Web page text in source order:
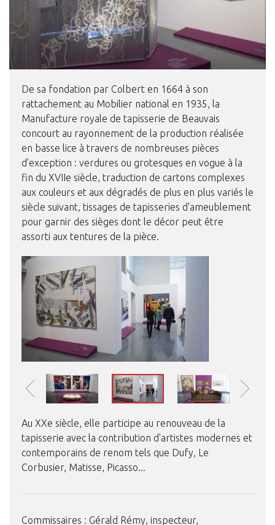
De sa fondation par Colbert en 1664 à son
rattachement au Mobilier national en 1935, la
Manufacture royale de tapisserie de Beauvais
concourt au rayonnement de la production réalisée
en basse lice à travers de nombreuses pièces
d'exception : verdures ou grotesques en vogue à la
fin du XVIIe siècle, traduction de cartons complexes
aux couleurs et aux dégradés de plus en plus variés le
siècle suivant, tissages de tapisseries d'ameublement
pour garnir des sièges dont le décor peut être
assorti aux tentures de la pièce.
Au XXe siècle, elle participe au renouveau de la
tapisserie avec la contribution d'artistes modernes et
contemporains de renom tels que Dufy, Le
Corbusier, Matisse, Picasso...
Commissaires : Gérald Rémy, inspecteur,